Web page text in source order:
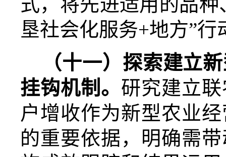
垦社会化服务+地方”行
（十一）探索建立
挂钩机制。 研究建立
户增收作为新型农业
的重要依据，明确需